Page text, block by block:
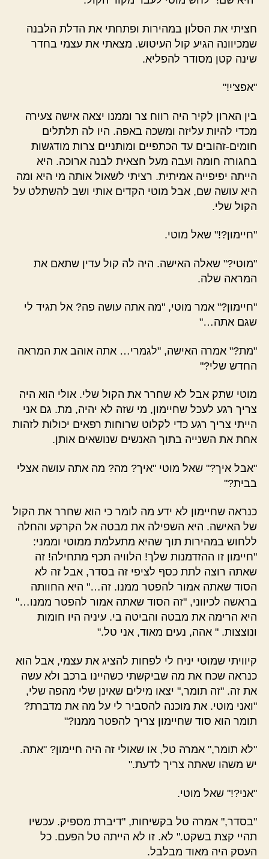
חציתי את הסלון במהירות ופתחתי את הדלת הלבנה
שמכיוונה הגיע קול העיטוש. מצאתי את עצמי בחדר
שינה קטן מסודר להפליא.
"אפצ'י!"
בין הארון לקיר היה רווח צר וממנו יצאה אישה צעירה
מכדי להיות עליזה ומשכה באפה. היו לה תלתלים
חומים-זהובים עד הכתפיים ומותניים צרות מודגשות
בחגורה חומה ועבה מעל חצאית לבנה ארוכה. היא
הייתה יפיפייה אמיתית. רציתי לשאול אותה מי היא ומה
היא עושה שם, אבל מוטי הקדים אותי ושב להשתלט על
הקול שלי.
"חיימון?!" שאל מוטי.
"מוטי?" שאלה האישה. היה לה קול עדין שתאם את
המראה שלה.
"חיימון?" אמר מוטי, "מה אתה עושה פה? אל תגיד לי
שגם אתה…"
"מת?" אמרה האישה, "לגמרי… אתה אוהב את המראה
החדש שלי?"
מוטי שתק אבל לא שחרר את הקול שלי. אולי הוא היה
צריך רגע לעכל שחיימון, מי שזה לא יהיה, מת. גם אני
הייתי צריך רגע כדי לקלוט שרוחות רפאים יכולות לזהות
אחת את השנייה בתוך האנשים שנושאים אותן.
"אבל איך?" שאל מוטי "איך? מה? מה אתה עושה אצלי
בבית?"
כנראה שחיימון לא ידע מה לומר כי הוא שחרר את הקול
של האישה. היא השפילה את מבטה אל הקרקע והחלה
ללחוש במהירות תוך שהיא מתעלמת ממוטי וממני:
"חיימון זו ההזדמנות שלך! הלוויה תכף מתחילה! זה
שאתה רוצה לתת כסף לציפי זה בסדר, אבל זה לא
הסוד שאתה אמור להפטר ממנו. זה…" היא החוותה
בראשה לכיווני, "זה הסוד שאתה אמור להפטר ממנו…"
היא הרימה את מבטה והביטה בי. עיניה היו חומות
ונוצצות. " אהה, נעים מאוד, אני טל."
קיוויתי שמוטי יניח לי לפחות להציג את עצמי, אבל הוא
כנראה שכח את מה שביקשתי כשהיינו ברכב ולא עשה
את זה. "זה תומר," יצאו מילים שאינן שלי מהפה שלי,
"ואני מוטי. את מוכנה להסביר לי על מה את מדברת?
תומר הוא סוד שחיימון צריך להפטר ממנו?"
"לא תומר," אמרה טל, או שאולי זה היה חיימון? "אתה.
יש משהו שאתה צריך לדעת."
"אני?!" שאל מוטי.
"בסדר," אמרה טל בקשיחות, "דיברת מספיק. עכשיו
תהיי קצת בשקט." לא. זו לא הייתה טל הפעם. כל
העסק היה מאוד מבלבל.